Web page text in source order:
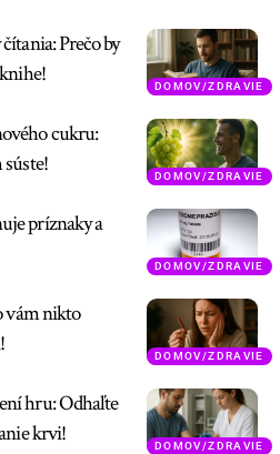
DOMOV/ZDRAVIE
Prečo by
DOMOV/ZDRAVIE
cukru:
DOMOV/ZDRAVIE
príznaky a
DOMOV/ZDRAVIE
vám nikto
DOMOV/ZDRAVIE
hru: Odhaľte
krvi!